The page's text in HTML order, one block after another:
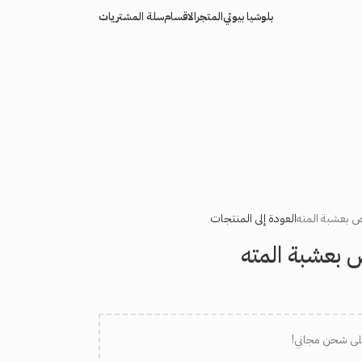
بلوشيا بيوتيالمتجرالاقسامسلة المشتريات
بعشبة المتهالعودة إلى المنتجات
المته
شحن مجاني!